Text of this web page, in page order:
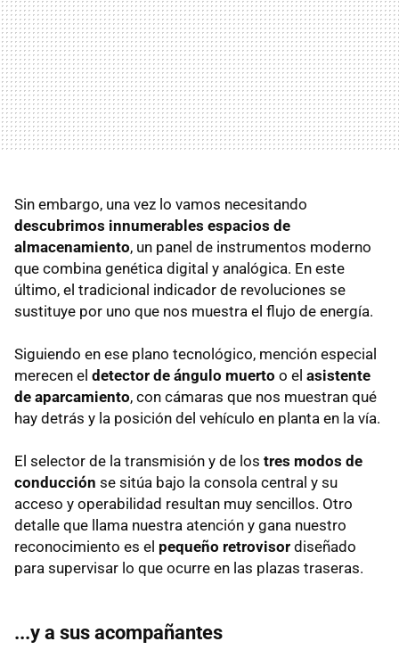
Sin embargo, una vez lo vamos necesitando
descubrimos innumerables espacios de
almacenamiento, un panel de instrumentos moderno
que combina genética digital y analógica. En este
último, el tradicional indicador de revoluciones se
sustituye por uno que nos muestra el flujo de energía.
Siguiendo en ese plano tecnológico, mención especial
merecen el detector de ángulo muerto o el asistente
de aparcamiento, con cámaras que nos muestran qué
hay detrás y la posición del vehículo en planta en la vía.
El selector de la transmisión y de los tres modos de
conducción se sitúa bajo la consola central y su
acceso y operabilidad resultan muy sencillos. Otro
detalle que llama nuestra atención y gana nuestro
reconocimiento es el pequeño retrovisor diseñado
para supervisar lo que ocurre en las plazas traseras.
...y a sus acompañantes